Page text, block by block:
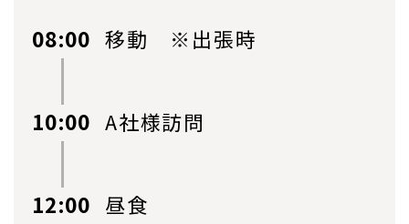
08:00 移動 ※出張時
10:00 A社様訪問
12:00 昼食